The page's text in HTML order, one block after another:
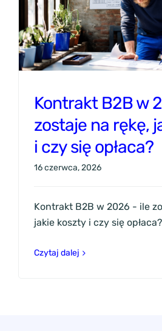
Kontrakt B2B w
zostaje na rękę,
i czy się opłaca?
16 czerwca, 2026
Kontrakt B2B w 2026 - ile
jakie koszty i czy się opłaca?
Czytaj dalej